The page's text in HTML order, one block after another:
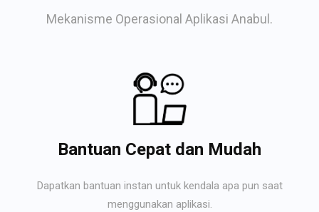
Mekanisme Operasional Aplikasi Anabul.
Bantuan Cepat dan Mudah
Dapatkan bantuan instan untuk kendala apa pun saat
menggunakan aplikasi.